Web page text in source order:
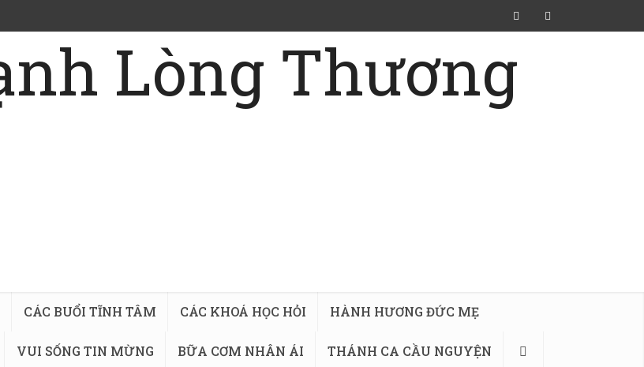
CÁC BUỔI TĨNH TÂM CÁC KHOÁ HỌC HỎI HÀNH HƯƠNG ĐỨC MẸ
VUI SỐNG TIN MỪNG BỮA CƠM NHÂN ÁI THÁNH CA CẦU NGUYỆN